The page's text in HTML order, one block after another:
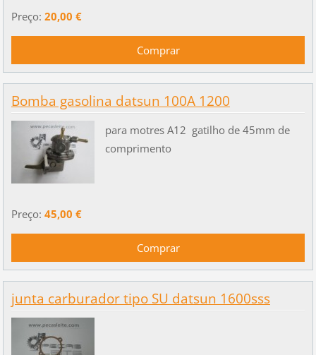
Preço: 20,00 €
Bomba gasolina datsun 100A 1200
para motres A12 gatilho de 45mm de
comprimento
Preço: 45,00 €
junta carburador tipo SU datsun 1600sss